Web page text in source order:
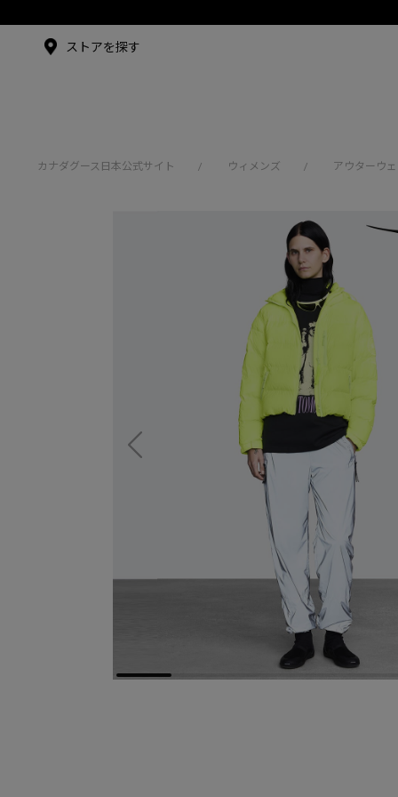
アンバサダー
ストアを探す
カナダグース日本公式サイト / ウィメンズ / アウターウ